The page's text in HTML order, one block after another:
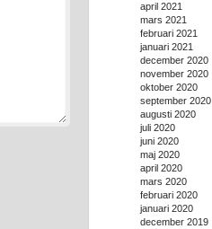
april 2021
mars 2021
februari 2021
januari 2021
december 2020
november 2020
oktober 2020
september 2020
augusti 2020
juli 2020
juni 2020
maj 2020
april 2020
mars 2020
februari 2020
januari 2020
december 2019